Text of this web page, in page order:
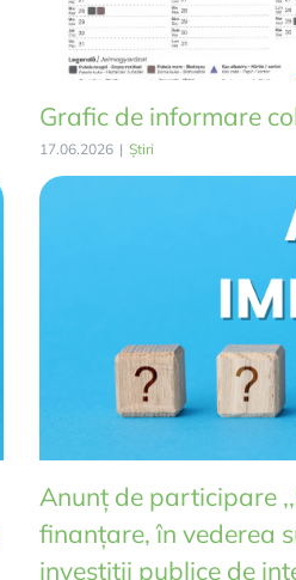
Grafic de informare
17.06.2026 | Știri
Anunț de participare
finanțare, în vederea
investiții publice de